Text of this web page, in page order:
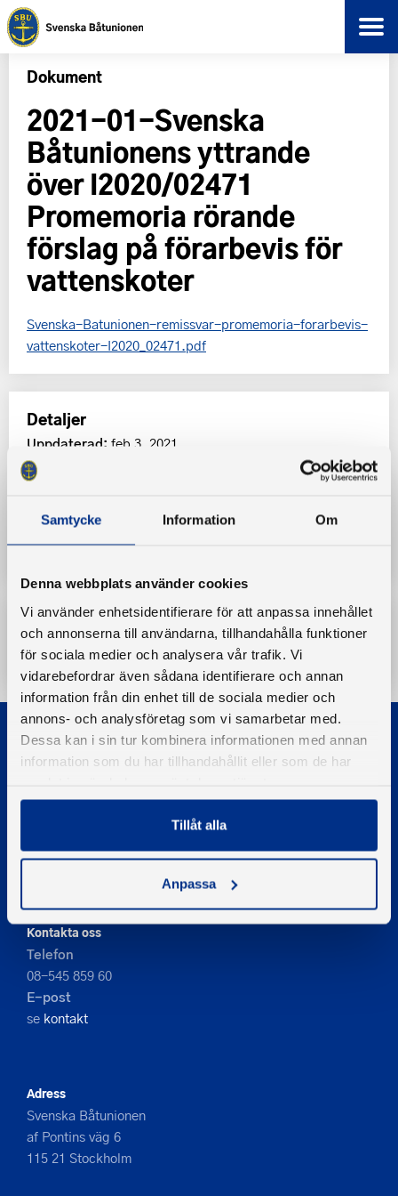
Samtycke Information Om
Denna webbplats använder cookies
Vi använder enhetsidentifierare för att anpassa innehållet
och annonserna till användarna, tillhandahålla funktioner
för sociala medier och analysera vår trafik. Vi
vidarebefordrar även sådana identifierare och annan
information från din enhet till de sociala medier och
annons- och analysföretag som vi samarbetar med.
Dessa kan i sin tur kombinera informationen med annan
information som du har tillhandahållit eller som de har
Tillåt alla
Anpassa
Dokument
2021-01-Svenska
Båtunionens yttrande
över I2020/02471
Promemoria rörande
förslag på förarbevis för
vattenskoter
Svenska-Batunionen-remissvar-promemoria-forarbevis-
vattenskoter-I2020_02471.pdf
Detaljer
Uppdaterad: feb 3, 2021
Remissvar och Yttranden
Ladda ner
© 2026 - Svenska Båtunionen
Kontakta oss
Telefon
08-545 859 60
E-post
se kontakt
Adress
Svenska Båtunionen
af Pontins väg 6
115 21 Stockholm